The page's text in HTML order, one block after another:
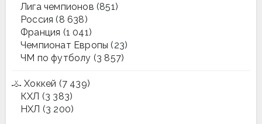
Лига чемпионов (851)
Россия (8 638)
Франция (1 041)
Чемпионат Европы (23)
ЧМ по футболу (3 857)
Хоккей (7 439)
КХЛ (3 383)
НХЛ (3 200)